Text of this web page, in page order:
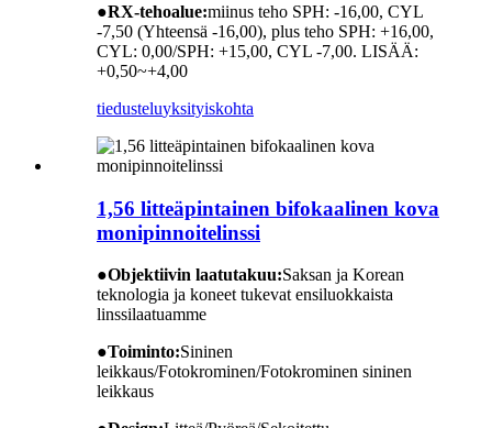
●RX-tehoalue:miinus teho SPH: -16,00, CYL
-7,50 (Yhteensä -16,00), plus teho SPH: +16,00,
CYL: 0,00/SPH: +15,00, CYL -7,00. LISÄÄ:
+0,50~+4,00
tiedusteluyksityiskohta
1,56 litteäpintainen bifokaalinen kova
monipinnoitelinssi
●Objektiivin laatutakuu:Saksan ja Korean
teknologia ja koneet tukevat ensiluokkaista
linssilaatuamme
●Toiminto:Sininen
leikkaus/Fotokrominen/Fotokrominen sininen
leikkaus